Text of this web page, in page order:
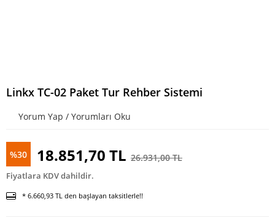
Linkx TC-02 Paket Tur Rehber Sistemi
Yorum Yap / Yorumları Oku
%30 18.851,70 TL 26.931,00 TL
Fiyatlara KDV dahildir.
* 6.660,93 TL den başlayan taksitlerle!!